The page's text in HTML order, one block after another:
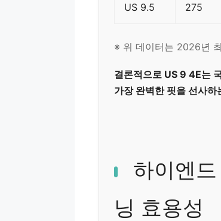
US 9.5 275
※ 위 데이터는 2026년
결론적으로 US 9 4E는
가장 완벽한 핏을 선사
하이엔
닝 효용성